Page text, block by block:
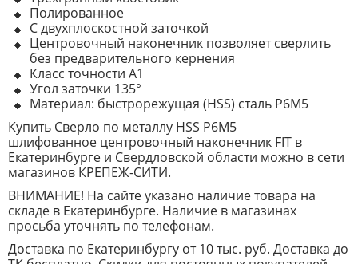
Полированное
C двухплоскостной заточкой
Центровочный наконечник позволяет сверлить
без предварительного кернения
Класс точности А1
Угол заточки 135°
Материал: быстрорежущая (HSS) сталь Р6М5
Купить Сверло по металлу HSS Р6М5
шлифованное центровочный наконечник FIT в
Екатеринбурге и Свердловской области можно в сети
магазинов КРЕПЕЖ-СИТИ.
ВНИМАНИЕ! На сайте указано наличие товара на
складе в Екатеринбурге. Наличие в магазинах
просьба уточнять по телефонам.
Доставка по Екатеринбургу от 10 тыс. руб. Доставка до